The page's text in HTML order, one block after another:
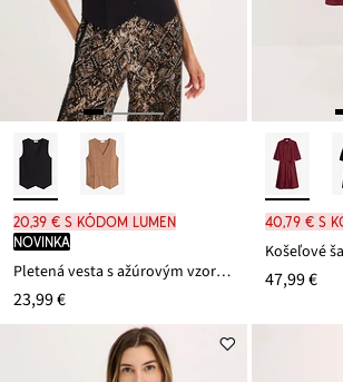
20,39 € s kódom LUMEN
novinka
Pletená vesta s ažúrovým vzorom na chrbáte
23,99 €
40,79 € s
47,99 €